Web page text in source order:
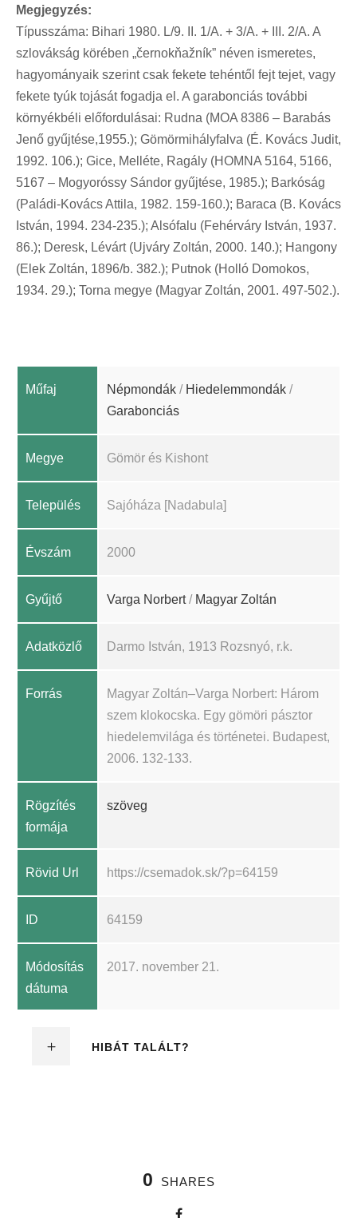
Megjegyzés:
Típusszáma: Bihari 1980. L/9. II. 1/A. + 3/A. + III. 2/A. A
szlovákság körében „černokňažník” néven ismeretes,
hagyományaik szerint csak fekete tehéntől fejt tejet, vagy
fekete tyúk tojását fogadja el. A garabonciás további
környékbéli előfordulásai: Rudna (MOA 8386 – Barabás
Jenő gyűjtése,1955.); Gömörmihályfalva (É. Kovács Judit,
1992. 106.); Gice, Melléte, Ragály (HOMNA 5164, 5166,
5167 – Mogyoróssy Sándor gyűjtése, 1985.); Barkóság
(Paládi-Kovács Attila, 1982. 159-160.); Baraca (B. Kovács
István, 1994. 234-235.); Alsófalu (Fehérváry István, 1937.
86.); Deresk, Lévárt (Ujváry Zoltán, 2000. 140.); Hangony
(Elek Zoltán, 1896/b. 382.); Putnok (Holló Domokos,
1934. 29.); Torna megye (Magyar Zoltán, 2001. 497-502.).
Műfaj Népmondák / Hiedelemmondák /
Garabonciás
Megye Gömör és Kishont
Település Sajóháza [Nadabula]
Évszám 2000
Gyűjtő Varga Norbert/ Magyar Zoltán
Adatközlő Darmo István, 1913 Rozsnyó, r.k.
Forrás
Magyar Zoltán–Varga Norbert: Három
szem klokocska. Egy gömöri pásztor
hiedelemvilága és történetei. Budapest,
2006. 132-133.
Rögzítés
formája
szöveg
Rövid Url https://csemadok.sk/?p=64159
ID 64159
Módosítás
dátuma
2017. november 21.
HIBÁT TALÁLT?
0 SHARES